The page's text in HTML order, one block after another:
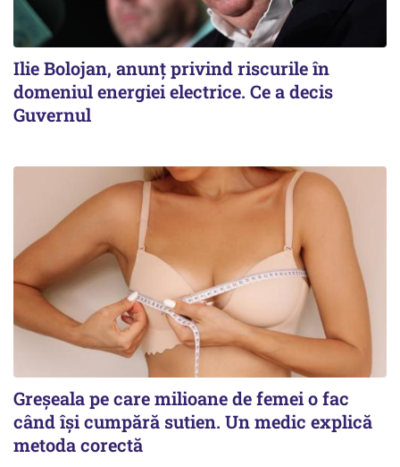
Ilie Bolojan, anunț privind riscurile în
domeniul energiei electrice. Ce a decis
Guvernul
Greșeala pe care milioane de femei o fac
când își cumpără sutien. Un medic explică
metoda corectă